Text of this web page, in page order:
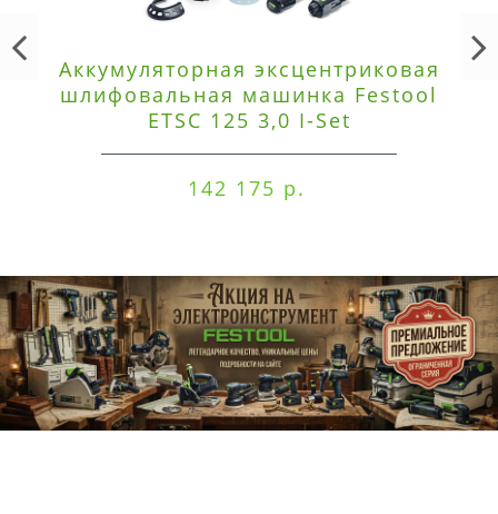
Аккумуляторная эксцентриковая
шлифовальная машинка Festool
ETSC 125 3,0 I-Set
142 175 р.